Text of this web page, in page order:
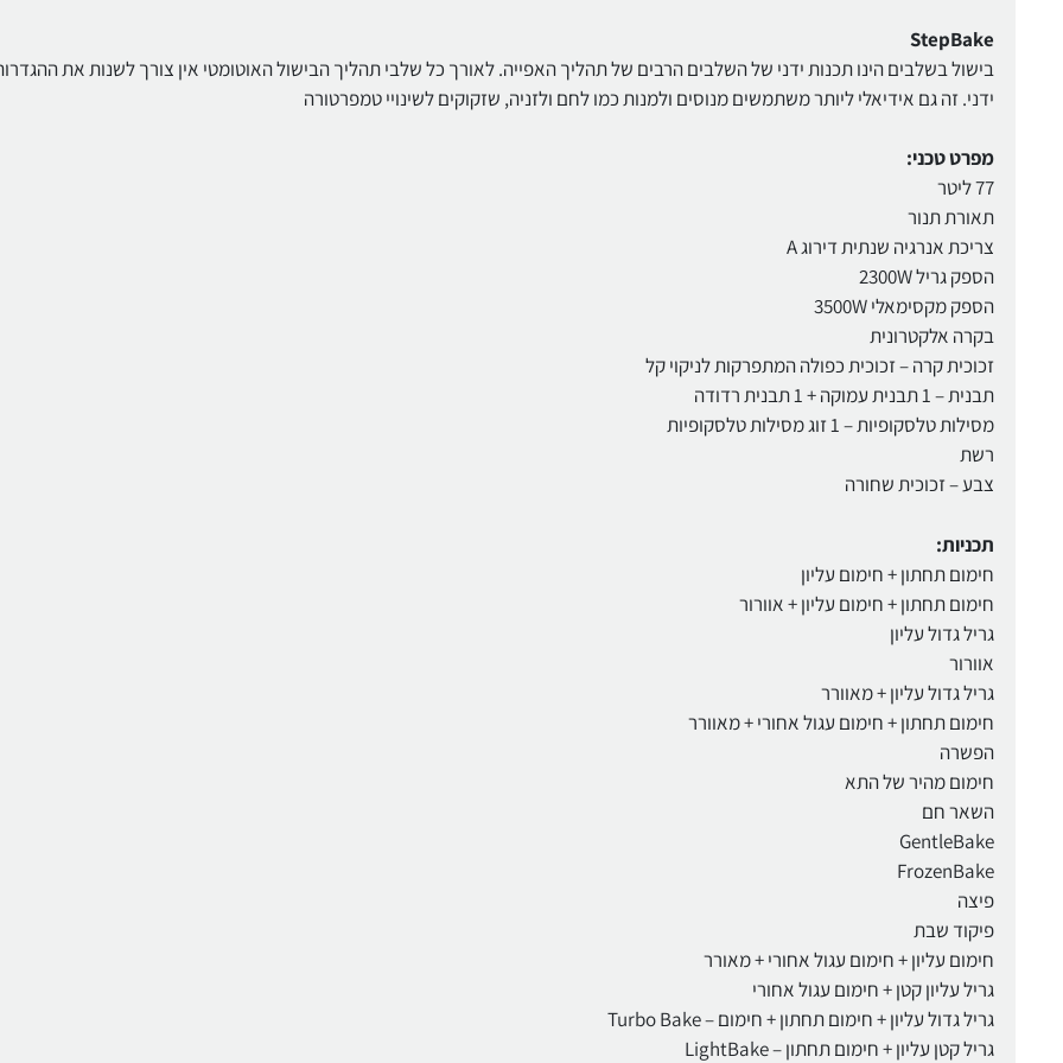
StepBake
בישול בשלבים הינו תכנות ידני של השלבים הרבים של תהליך האפייה. לאורך כל שלבי תהליך הבישול האוטומטי אין צורך לשנות את
ידני. זה גם אידיאלי ליותר משתמשים מנוסים ולמנות כמו לחם ולזניה, שזקוקים לשינויי טמפרטורה
מפרט טכני:
77 ליטר
תאורת תנור
צריכת אנרגיה שנתית דירוג A
הספק גריל 2300W
הספק מקסימאלי 3500W
בקרה אלקטרונית
זכוכית קרה – זכוכית כפולה המתפרקות לניקוי קל
תבנית – 1 תבנית עמוקה + 1 תבנית רדודה
מסילות טלסקופיות – 1 זוג מסילות טלסקופיות
רשת
צבע – זכוכית שחורה
תכניות:
חימום תחתון + חימום עליון
חימום תחתון + חימום עליון + אוורור
גריל גדול עליון
אוורור
גריל גדול עליון + מאוורר
חימום תחתון + חימום עגול אחורי + מאוורר
הפשרה
חימום מהיר של התא
השאר חם
GentleBake
FrozenBake
פיצה
פיקוד שבת
חימום עליון + חימום עגול אחורי + מאורר
גריל עליון קטן + חימום עגול אחורי
גריל גדול עליון + חימום תחתון + חימום – Turbo Bake
גריל קטן עליון + חימום תחתון – LightBake